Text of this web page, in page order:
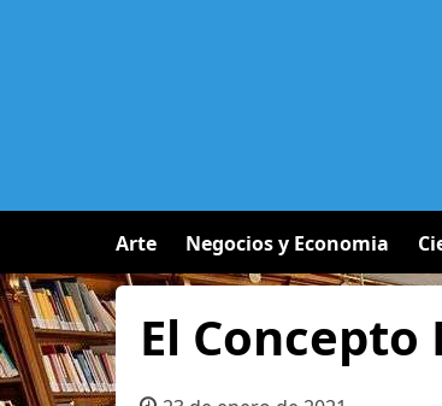
Arte Negocios y Economia
El Concepto